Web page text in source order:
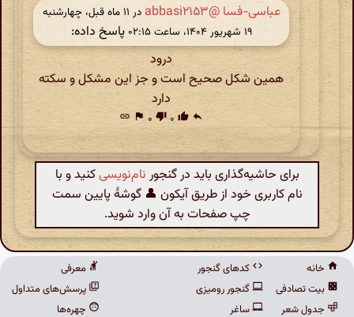
عباسی-فسا @abbasi۲۱۵۳
در ‫۱۱ ماه قبل، چهارشنبه
۱۹ شهریور ۱۴۰۴، ساعت ۰۲:۱۵
پاسخ داده:
درود
همین شکل صحیح است و جز این مشکل و سکته
دارد
reply
thumb_up ۰ thumb_down ۰ flag
link
برای حاشیه‌گذاری باید در گنجور نام‌نویسیکنید و با
نام کاربری خود از طریق آیکون 👤 گوشهٔ پایین سمت
چپ صفحات به آن وارد شوید.
خانه
بیت تصادفی
جدول شعر
کدهای گنجور
گنجور رومیزی
ساغر
معرفی
پرسش‌های متداول
چهره‌ها